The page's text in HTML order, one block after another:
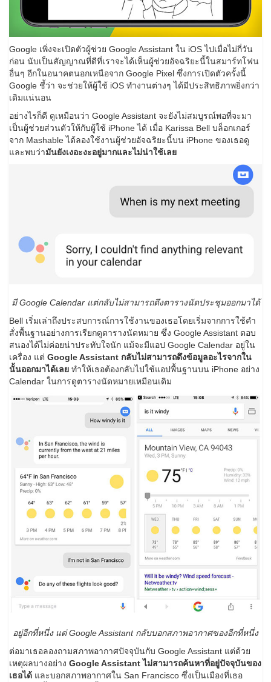
Google เพิ่งจะเปิดตัวผู้ช่วย Google Assistant ใน iOS ไปเมื่อไม่กี่วัน
ก่อน นับเป็นสัญญาณที่ดีที่เราจะได้เห็นผู้ช่วยอัจฉริยะนี้ในสมาร์ทโฟน
อื่นๆ อีกในอนาคตนอกเหนือจาก Google Pixel ซึ่งการเปิดตัวครั้งนี้
Google ชี้ว่า จะช่วยให้ผู้ใช้ iOS ทำงานต่างๆ ได้มีประสิทธิภาพยิ่งกว่า
เดิมแน่นอน
อย่างไรก็ดี ดูเหมือนว่า Google Assistant จะยังไม่สมบูรณ์พอที่จะมา
เป็นผู้ช่วยส่วนตัวให้กับผู้ใช้ iPhone ได้ เมื่อ Karissa Bell บล็อกเกอร์
จาก Mashable ได้ลองใช้งานผู้ช่วยอัจฉริยะนี้บน iPhone ของเธอดู
และพบว่ามันยังเงอะงะอยู่มากและไม่น่าใช้เลย
มี Google Calendar แต่กลับไม่สามารถดึงตารางนัดประชุมออกมาได้
Bell เริ่มเล่าถึงประสบการณ์การใช้งานของเธอโดยเริ่มจากการใช้คำ
สั่งพื้นฐานอย่างการเรียกดูตารางนัดหมาย ซึ่ง Google Assistant ตอบ
สนองได้ไม่ค่อยน่าประทับใจนัก แม้จะมีแอป Google Calendar อยู่ใน
เครื่อง แต่ Google Assistant กลับไม่สามารถดึงข้อมูลอะไรจากใน
นั้นออกมาได้เลย ทำให้เธอต้องกลับไปใช้แอปพื้นฐานบน iPhone อย่าง
Calendar ในการดูตารางนัดหมายเหมือนเดิม
อยู่อีกที่หนึ่ง แต่ Google Assistant กลับบอกสภาพอากาศของอีกที่หนึ่ง
ต่อมาเธอลองถามสภาพอากาศปัจจุบันกับ Google Assistant แต่ด้วย
เหตุผลบางอย่าง Google Assistant ไม่สามารถค้นหาที่อยู่ปัจจุบันของ
เธอได้ และบอกสภาพอากาศใน San Francisco ซึ่งเป็นเมืองที่เธอ